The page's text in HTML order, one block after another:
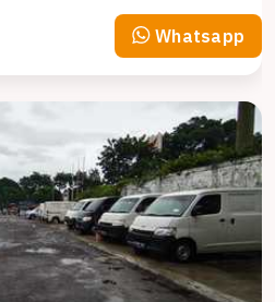
Whatsapp